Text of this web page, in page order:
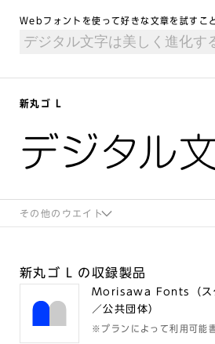
Webフォントを使って好きな文章を試すこ
新丸ゴ L
デジタル
その他のウエイト
新丸ゴ L の収録製品
Morisawa Fonts（ス
／公共団体）
※プランによって利用可能